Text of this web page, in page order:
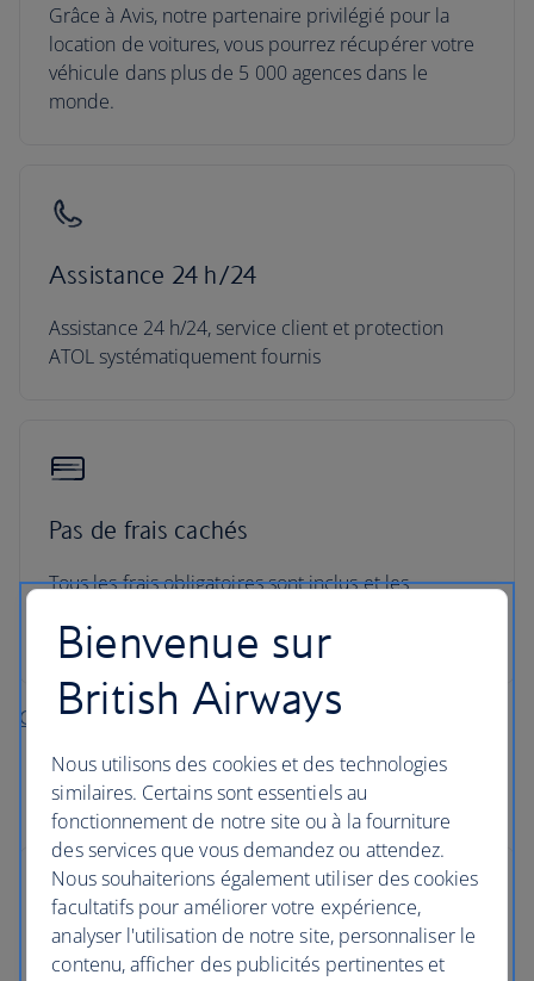
Grâce à Avis, notre partenaire privilégié pour la
location de voitures, vous pourrez récupérer votre
véhicule dans plus de 5 000 agences dans le
monde.
Assistance 24 h/24
Assistance 24 h/24, service client et protection
ATOL systématiquement fournis
Pas de frais cachés
Tous les frais obligatoires sont inclus et les
Avios sur chaque location
Organisez vos vacances vols + voiture
Bienvenue sur
British Airways
Nous utilisons des cookies et des technologies
similaires. Certains sont essentiels au
fonctionnement de notre site ou à la fourniture
des services que vous demandez ou attendez.
Nous souhaiterions également utiliser des cookies
facultatifs pour améliorer votre expérience,
analyser l'utilisation de notre site, personnaliser le
contenu, afficher des publicités pertinentes et